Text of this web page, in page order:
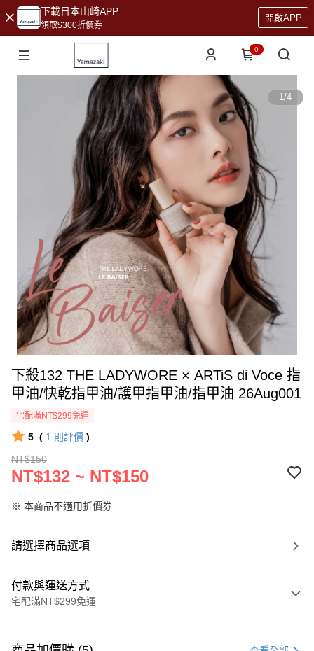
下載日本山崎APP
領取$300折價券
開啟APP
0
1/4
下殺132 THE LADYWORE × ARTiS di Voce 指
甲油/快乾指甲油/護甲指甲油/指甲油 26Aug001
宅配滿NT$299免運
5 ( 1 則評價 )
NT$150
NT$132 ~ NT$150
※ 本商品不適用折價券
請選擇商品選項
付款與運送方式
宅配滿NT$299免運
信用卡一次付款